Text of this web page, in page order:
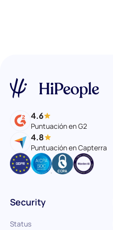
4.6
Puntuación en G2
4.8
Puntuación en Capterra
Security
Status